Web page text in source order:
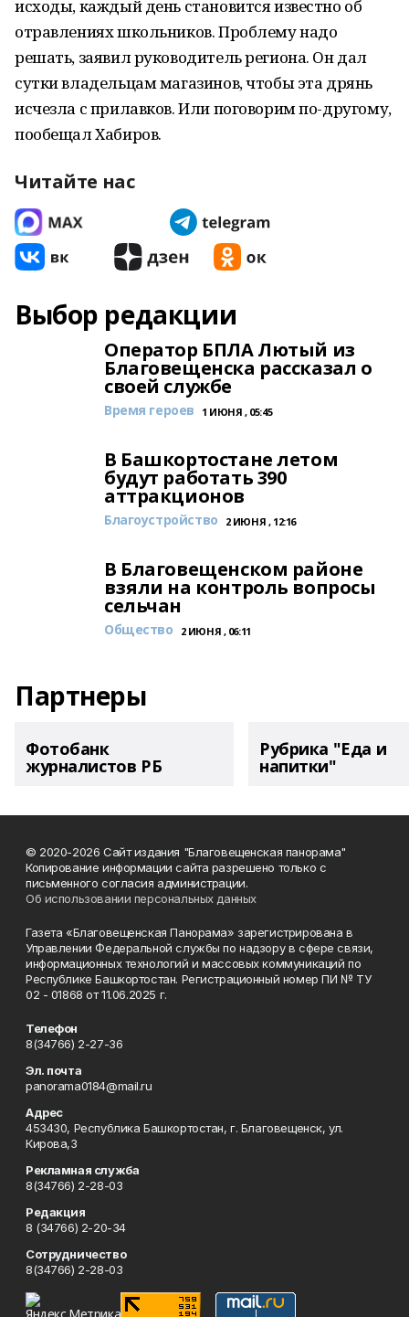
исходы, каждый день становится известно об
отравлениях школьников. Проблему надо
решать, заявил руководитель региона. Он дал
сутки владельцам магазинов, чтобы эта дрянь
исчезла с прилавков. Или поговорим по-другому,
пообещал Хабиров.
Читайте нас
Выбор редакции
Оператор БПЛА Лютый из
Благовещенска рассказал о
своей службе
Время героев 1 ИЮНЯ , 05:45
В Башкортостане летом
будут работать 390
аттракционов
Благоустройство 2 ИЮНЯ , 12:16
В Благовещенском районе
взяли на контроль вопросы
сельчан
Общество 2 ИЮНЯ , 06:11
Партнеры
Фотобанк
журналистов РБ
Рубрика "Еда и
напитки"
© 2020-2026 Сайт издания "Благовещенская панорама"
Копирование информации сайта разрешено только с
письменного согласия администрации.
Об использовании персональных данных
Газета «Благовещенская Панорама» зарегистрирована в
Управлении Федеральной службы по надзору в сфере связи,
информационных технологий и массовых коммуникаций по
Республике Башкортостан. Регистрационный номер ПИ № ТУ
02 - 01868 от 11.06.2025 г.
Телефон
8(34766) 2-27-36
Эл. почта
panorama0184@mail.ru
Адрес
453430, Республика Башкортостан, г. Благовещенск, ул.
Кирова,3
Рекламная служба
8(34766) 2-28-03
Редакция
8 (34766) 2-20-34
Сотрудничество
8(34766) 2-28-03